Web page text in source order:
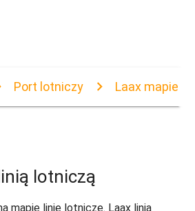
Port lotniczy Laax mapie
lotniczą
mapie linie lotnicze. Laax linia